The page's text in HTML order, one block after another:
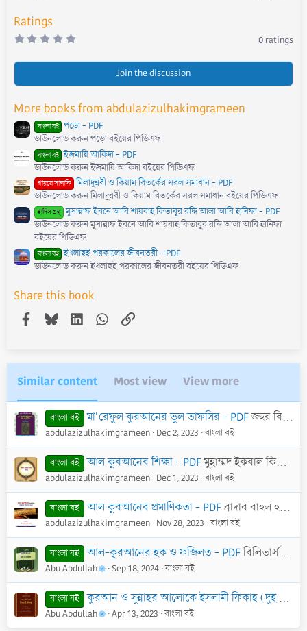
Ratings
0
0
(
)
0 ratings
Join the discussion
More books from abdulazizulhakimgrameen
বাংলা বই পড়ো - PDF
ডাউনলোড করুন পড়ো বইয়ের পিডিএফ
বাংলা বই ইজমায়ি আকিদা - PDF
ডাউনলোড করুন ইজমায়ি আকিদা বইয়ের পিডিএফ
গায়রে সালাফি মিলাদুন্নবী ও কিয়াম বিতর্কের সরল সমাধান - PDF
ডাউনলোড করুন মিলাদুন্নবী ও কিয়াম বিতর্কের সরল সমাধান বইয়ের পিডিএফ
হাদিস গ্রন্থ মুসান্নাফ ইবনে আবি শায়বাহ কিতাবুর রদ্দি আলা আবি হানিফা - PDF
ডাউনলোড করুন মুসান্নাফ ইবনে আবি শায়বাহ কিতাবুর রদ্দি আলা আবি হানিফা
বইয়ের পিডিএফ
বাংলা বই ইখলাছই পরকালের জীবনতরী - PDF
ডাউনলোড করুন ইখলাছই পরকালের জীবনতরী বইয়ের পিডিএফ
Share this book
Facebook
BlueskyLinkedInWhatsApp
Link
Similar content Most view View more
বাংলা বই মা'রেফুল কুরআনের ভুল তাফসির - PDFজহুর বিন উসমান
abdulazizulhakimgrameen Dec 2, 2023 বাংলা বই
বাংলা বই আল কুরআনের শিক্ষা - PDFমুহাম্মদ ইকবাল কিলানী
abdulazizulhakimgrameen Dec 1, 2023 বাংলা বই
বাংলা বই আল কুরআনের প্রমাণিকতা - PDFব্রাদার রাহুল হুসাইন
abdulazizulhakimgrameen Nov 28, 2023 বাংলা বই
বাংলা বই আল-কুরআনের হক ও ফজিলত - PDFবিলিভার্স ভিশন টিম
Abu Abdullah Sep 18, 2024 বাংলা বই
বাংলা বই কুরআন ও সুন্নাহর আলোকে ইসলামী ফিকাহ (দুই খণ্ড একত্রে) - PDF
Abu Abdullah Apr 13, 2023 বাংলা বই